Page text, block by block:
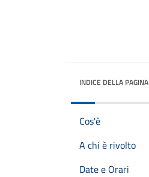
INDICE DELLA PAGINA
Cos'è
A chi è rivolto
Date e Orari